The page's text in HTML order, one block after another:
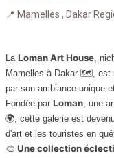
📍 Mamelles , Dakar
La Loman Art House,
Mamelles à Dakar 🗺️, est
par son ambiance unique
Fondée par Loman, une
🌍, cette galerie est
d'art et les touristes en
🎨 Une collection